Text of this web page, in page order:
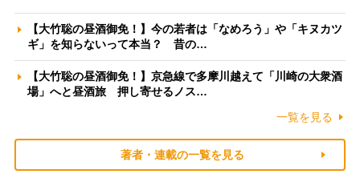
【大竹聡の昼酒御免！】今の若者は「なめろう」や「キヌカツ
ギ」を知らないって本当？ 昔の…
【大竹聡の昼酒御免！】京急線で多摩川越えて「川崎の大衆酒
場」へと昼酒旅 押し寄せるノス…
一覧を見る
著者・連載の一覧を見る